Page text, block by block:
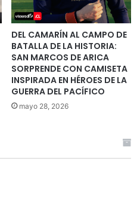
DEL CAMARÍN AL CAMPO DE
BATALLA DE LA HISTORIA:
SAN MARCOS DE ARICA
SORPRENDE CON CAMISETA
INSPIRADA EN HÉROES DE LA
GUERRA DEL PACÍFICO
mayo 28, 2026